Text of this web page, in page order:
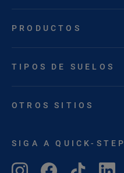
PRODUCTOS
TIPOS DE SUELOS
OTROS SITIOS
SIGA A QUICK-STEP